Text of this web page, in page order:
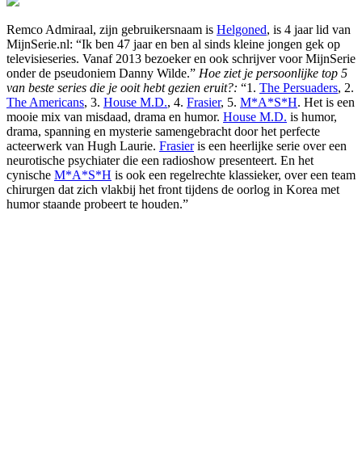
Remco Admiraal, zijn gebruikersnaam is Helgoned, is 4 jaar lid van
MijnSerie.nl: “Ik ben 47 jaar en ben al sinds kleine jongen gek op
televisieseries. Vanaf 2013 bezoeker en ook schrijver voor MijnSerie
onder de pseudoniem Danny Wilde.” Hoe ziet je persoonlijke top 5
van beste series die je ooit hebt gezien eruit?: “1. The Persuaders, 2.
The Americans, 3. House M.D., 4. Frasier, 5. M*A*S*H. Het is een
mooie mix van misdaad, drama en humor. House M.D. is humor,
drama, spanning en mysterie samengebracht door het perfecte
acteerwerk van Hugh Laurie. Frasieris een heerlijke serie over een
neurotische psychiater die een radioshow presenteert. En het
cynische M*A*S*H is ook een regelrechte klassieker, over een team
chirurgen dat zich vlakbij het front tijdens de oorlog in Korea met
humor staande probeert te houden.”